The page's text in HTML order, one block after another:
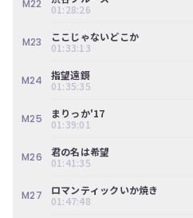
M22
01:28:26
M23
ここじゃないどこか
01:33:13
M24
指望遠鏡
01:35:35
M25
まりっか'17
01:39:01
M26
君の名は希望
01:41:35
M27
ロマンティックいか焼き
01:47:48